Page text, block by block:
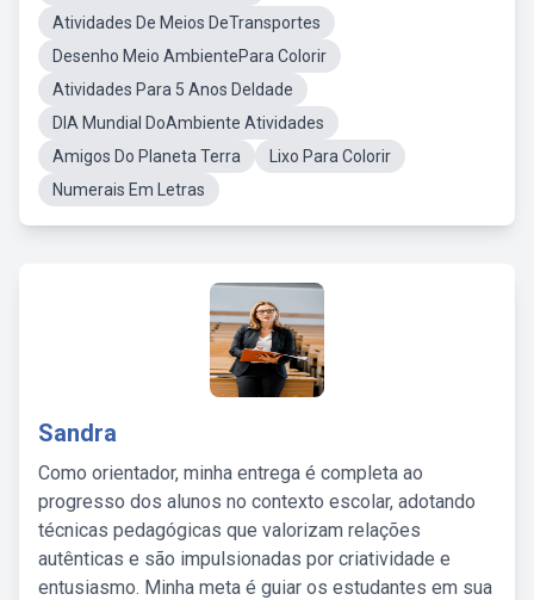
Atividades De Meios DeTransportes
Desenho Meio AmbientePara Colorir
Atividades Para 5 Anos DeIdade
DIA Mundial DoAmbiente Atividades
Amigos Do Planeta Terra
Lixo Para Colorir
Numerais Em Letras
Sandra
Como orientador, minha entrega é completa ao
progresso dos alunos no contexto escolar, adotando
técnicas pedagógicas que valorizam relações
autênticas e são impulsionadas por criatividade e
entusiasmo. Minha meta é guiar os estudantes em sua